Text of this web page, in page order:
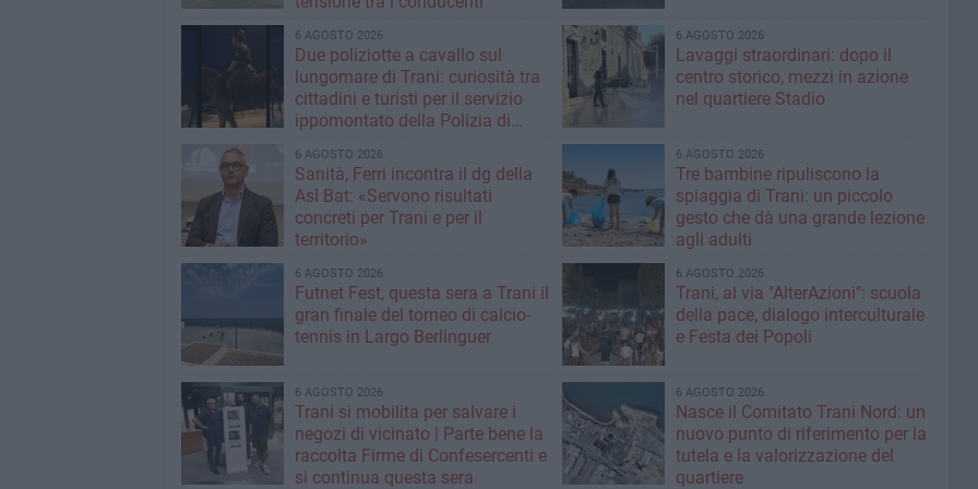
6 AGOSTO 2026
Due poliziotte a cavallo sul
lungomare di Trani: curiosità tra
cittadini e turisti per il servizio
ippomontato della Polizia di
6 AGOSTO 2026
Lavaggi straordinari: dopo il
centro storico, mezzi in azione
nel quartiere Stadio
6 AGOSTO 2026
Sanità, Ferri incontra il dg della
Asl Bat: «Servono risultati
concreti per Trani e per il
territorio»
6 AGOSTO 2026
Tre bambine ripuliscono la
spiaggia di Trani: un piccolo
gesto che dà una grande lezione
agli adulti
6 AGOSTO 2026
Futnet Fest, questa sera a Trani il
gran finale del torneo di calcio-
tennis in Largo Berlinguer
6 AGOSTO 2026
Trani, al via "AlterAzioni": scuola
della pace, dialogo interculturale
e Festa dei Popoli
6 AGOSTO 2026
Trani si mobilita per salvare i
negozi di vicinato | Parte bene la
raccolta Firme di Confesercenti e
si continua questa sera
6 AGOSTO 2026
Nasce il Comitato Trani Nord: un
nuovo punto di riferimento per la
tutela e la valorizzazione del
quartiere